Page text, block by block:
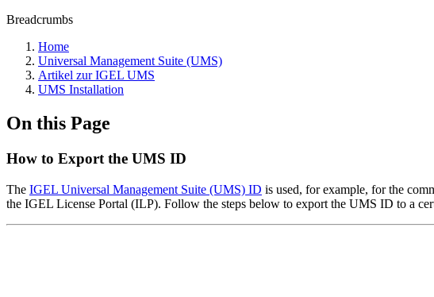
Breadcrumbs
Home
Universal Management Suite (UMS)
Artikel zur IGEL UMS
UMS Installation
On this Page
How to Export the UMS ID
The IGEL Universal Management Suite (UMS) ID is used, for example, for the
the IGEL License Portal (ILP). Follow the steps below to export the UMS ID to a